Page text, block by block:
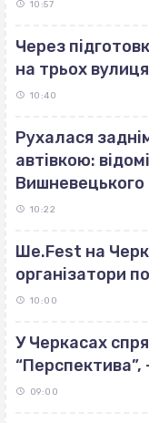
10:57
Через
на трьох
10:40
Рухалася
автівкою:
Вишневецького
10:22
Ше.Fest на
організатори
10:00
У Черкасах
“Перспектива”,
09:00